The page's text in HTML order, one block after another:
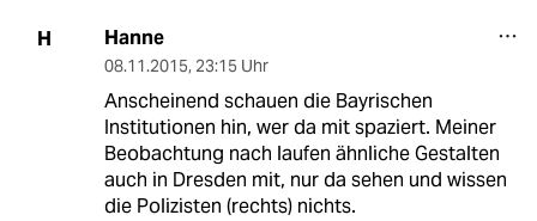
H Hanne
08.11.2015, 23:15 Uhr
Anscheinend schauen die Bayrischen
Institutionen hin, wer da mit spaziert. Meiner
Beobachtung nach laufen ähnliche Gestalten
auch in Dresden mit, nur da sehen und wissen
die Polizisten (rechts) nichts.